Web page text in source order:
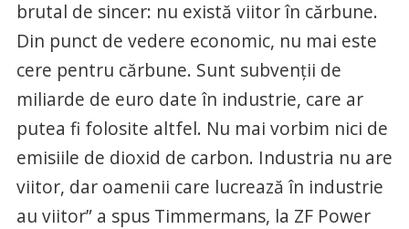
brutal de sincer: nu există viitor în cărbune.
Din punct de vedere economic, nu mai este
cere pentru cărbune. Sunt subvenţii de
miliarde de euro date în industrie, care ar
putea fi folosite altfel. Nu mai vorbim nici de
emisiile de dioxid de carbon. Industria nu are
viitor, dar oamenii care lucrează în industrie
au viitor” a spus Timmermans, la ZF Power